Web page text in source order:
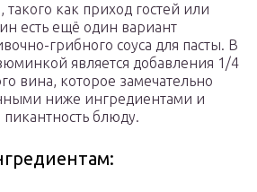
такого как приход гостей или
есть ещё один вариант
грибного соуса для пасты. В
является добавления 1/4
вина, которое замечательно
ниже ингредиентами и
блюду.